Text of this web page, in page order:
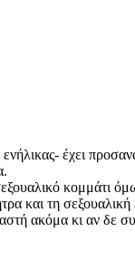
έχει
κομμάτι
και τη
ακόμα κι αν δε